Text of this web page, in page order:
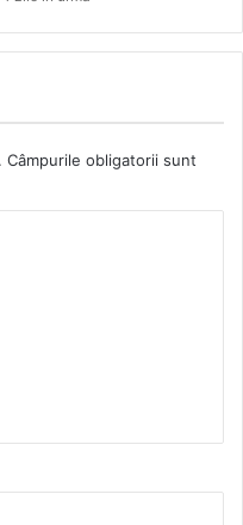
Câmpurile obligatorii sunt